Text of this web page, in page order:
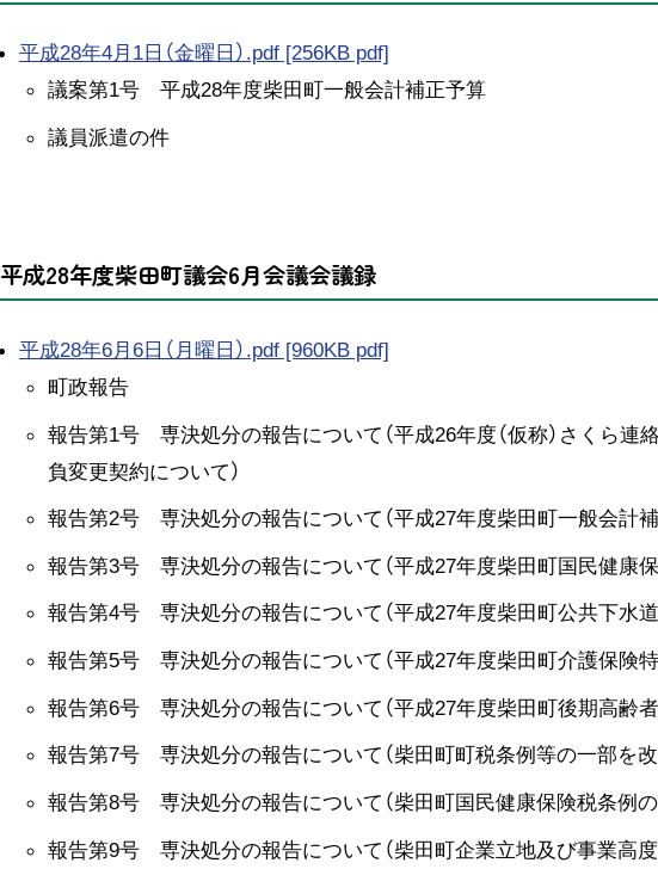
平成28年4月1日（金曜日）.pdf [256KB pdf]
議案第1号 平成28年度柴田町一般会計補正予算
議員派遣の件
平成28年度柴田町議会6月会議会議録
平成28年6月6日（月曜日）.pdf [960KB pdf]
町政報告
報告第1号 専決処分の報告について（平成26年度（仮称）さくら連絡
負変更契約について）
報告第2号 専決処分の報告について（平成27年度柴田町一般会計補
報告第3号 専決処分の報告について（平成27年度柴田町国民健康
報告第4号 専決処分の報告について（平成27年度柴田町公共下水
報告第5号 専決処分の報告について（平成27年度柴田町介護保険
報告第6号 専決処分の報告について（平成27年度柴田町後期高齢
報告第7号 専決処分の報告について（柴田町町税条例等の一部を改
報告第8号 専決処分の報告について（柴田町国民健康保険税条例
報告第9号 専決処分の報告について（柴田町企業立地及び事業高